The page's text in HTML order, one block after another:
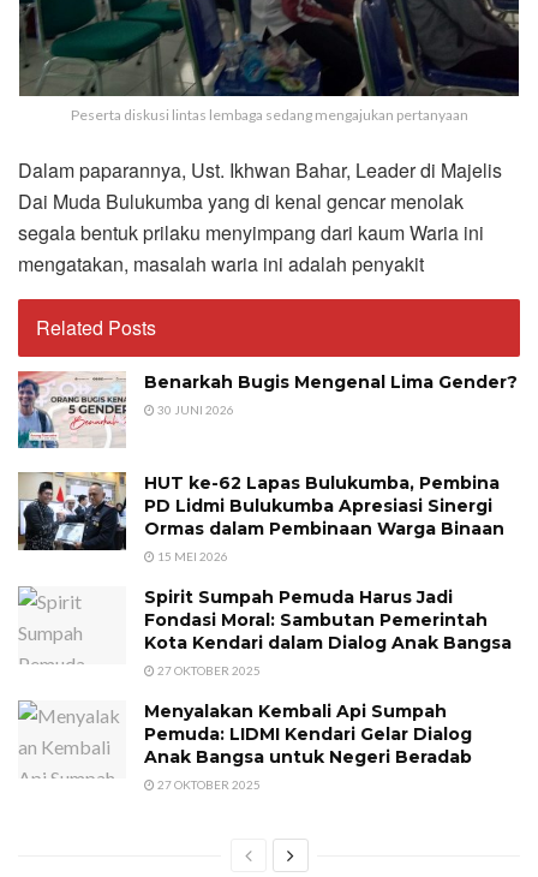
Peserta diskusi lintas lembaga sedang mengajukan pertanyaan
Dalam paparannya, Ust. Ikhwan Bahar, Leader di Majelis
Dai Muda Bulukumba yang di kenal gencar menolak
segala bentuk prilaku menyimpang dari kaum Waria ini
mengatakan, masalah waria ini adalah penyakit
Related Posts
Benarkah Bugis Mengenal Lima Gender?
30 JUNI 2026
HUT ke-62 Lapas Bulukumba, Pembina
PD Lidmi Bulukumba Apresiasi Sinergi
Ormas dalam Pembinaan Warga Binaan
15 MEI 2026
Spirit Sumpah Pemuda Harus Jadi
Fondasi Moral: Sambutan Pemerintah
Kota Kendari dalam Dialog Anak Bangsa
27 OKTOBER 2025
Menyalakan Kembali Api Sumpah
Pemuda: LIDMI Kendari Gelar Dialog
Anak Bangsa untuk Negeri Beradab
27 OKTOBER 2025